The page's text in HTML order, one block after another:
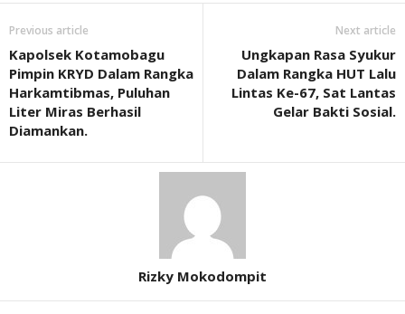
Previous article
Kapolsek Kotamobagu
Pimpin KRYD Dalam Rangka
Harkamtibmas, Puluhan
Liter Miras Berhasil
Diamankan.
Next article
Ungkapan Rasa Syukur
Dalam Rangka HUT Lalu
Lintas Ke-67, Sat Lantas
Gelar Bakti Sosial.
Rizky Mokodompit